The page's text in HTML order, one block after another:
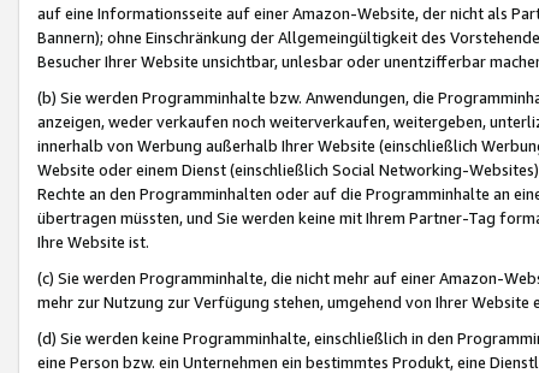
auf eine Informationsseite auf einer Amazon-Website, der nicht als
Bannern); ohne Einschränkung der Allgemeingültigkeit des
Besucher Ihrer Website unsichtbar, unlesbar oder unentzifferbar
(b) Sie werden Programminhalte bzw. Anwendungen, die
anzeigen, weder verkaufen noch weiterverkaufen, weitergeben,
innerhalb von Werbung außerhalb Ihrer Website (einschließlich
Website oder einem Dienst (einschließlich Social Networking-
Rechte an den Programminhalten oder auf die Programminhalte an
übertragen müssten, und Sie werden keine mit Ihrem Partner-Tag
Ihre Website ist.
(c) Sie werden Programminhalte, die nicht mehr auf einer Amazon-
mehr zur Nutzung zur Verfügung stehen, umgehend von Ihrer
(d) Sie werden keine Programminhalte, einschließlich in den
eine Person bzw. ein Unternehmen ein bestimmtes Produkt, eine